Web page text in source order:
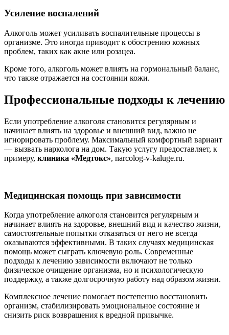
Усиление воспалений
Алкоголь может усиливать воспалительные процессы в
организме. Это иногда приводит к обострению кожных
проблем, таких как акне или розацеа.
Кроме того, алкоголь может влиять на гормональный баланс,
что также отражается на состоянии кожи.
Профессиональные подходы к лечению
Если употребление алкоголя становится регулярным и
начинает влиять на здоровье и внешний вид, важно не
игнорировать проблему. Максимальный комфортный вариант
— вызвать нарколога на дом. Такую услугу предоставляет, к
примеру, клиника «Медтокс», narcolog-v-kaluge.ru.
Медицинская помощь при зависимости
Когда употребление алкоголя становится регулярным и
начинает влиять на здоровье, внешний вид и качество жизни,
самостоятельные попытки отказаться от него не всегда
оказываются эффективными. В таких случаях медицинская
помощь может сыграть ключевую роль. Современные
подходы к лечению зависимости включают не только
физическое очищение организма, но и психологическую
поддержку, а также долгосрочную работу над образом жизни.
Комплексное лечение помогает постепенно восстановить
организм, стабилизировать эмоциональное состояние и
снизить риск возвращения к вредной привычке.